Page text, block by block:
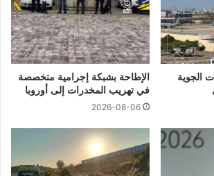
الجوية
الإطاحة بشبكة إجرامية متخصصة
في تهريب المخدرات إلى أوروبا
2026-08-06